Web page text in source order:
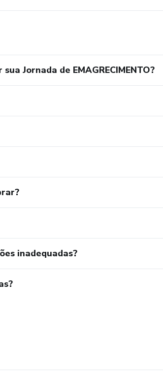
Jornada de EMAGRECIMENTO?
inadequadas?